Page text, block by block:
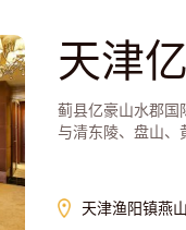
天津
蓟县亿豪山水郡国
与清东陵、盘山、
天津渔阳镇燕